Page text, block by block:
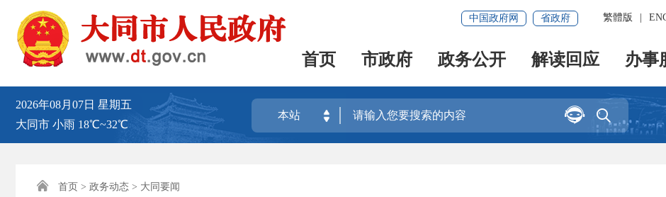
繁體版
中国政府网 省政府
首页 市政府 政务公开 解读回应 办事
2026年08月07日 星期五
大同市 小雨 18℃~32℃
本站 

 首页 > 政务动态 > 大同要闻